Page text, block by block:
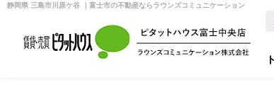
静岡県 三島市川原ケ谷 ｜富士市の不動産ならラウンズコミュニケーション